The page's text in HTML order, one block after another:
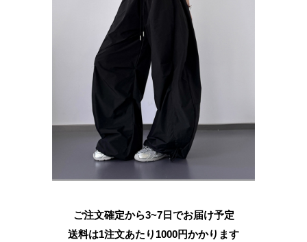
ご注文確定から3~7日でお届け予定
送料は1注文あたり 1000円かかります